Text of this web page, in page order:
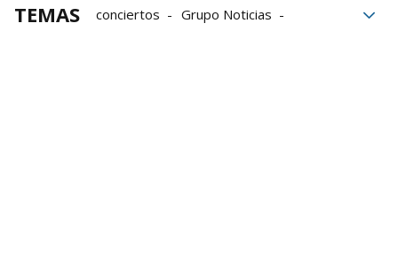
TEMAS conciertos
Grupo Noticias